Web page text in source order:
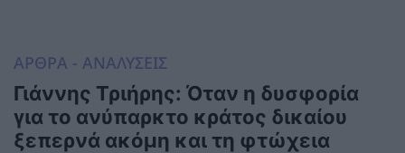
ΑΡΘΡΑ - ΑΝΑΛΥΣΕΙΣ
Γιάννης Τριήρης: Όταν η δυσφορία
για το ανύπαρκτο κράτος δικαίου
ξεπερνά ακόμη και τη φτώχεια